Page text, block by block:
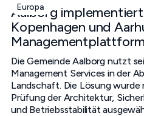
Europa
Aalborg
Kopenhagen und
Die Gemeinde Aalborg nutzt
Management Services in der
Landschaft. Die Lösung wurde
Prüfung der Architektur,
und Betriebsstabilität